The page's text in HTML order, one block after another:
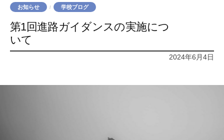
お知らせ / 学校ブログ
第1回進路ガイダンスの実施につ
いて
2024年6月4日